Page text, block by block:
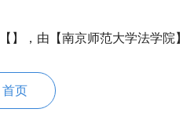
】，由【南京师范大学法学院
页